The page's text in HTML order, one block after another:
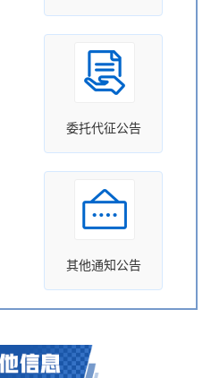
委托代征公告
其他通知公告